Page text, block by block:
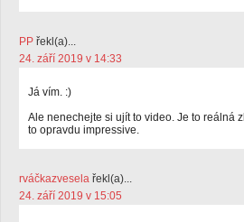
PP řekl(a)...
24. září 2019 v 14:33
Já vím. :)
Ale nenechejte si ujít to video. Je to reálná
to opravdu impressive.
rváčkazvesela řekl(a)...
24. září 2019 v 15:05